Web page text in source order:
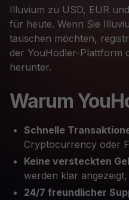
Illuvium zu USD, EUR
für heute. Wenn Sie
tauschen möchten,
der YouHodler-Plattform
herunter.
Warum
Schnelle
Cryptocurrency oder
Keine versteckten
werden klar
24/7 freundlicher